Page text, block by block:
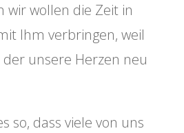
wir wollen die Zeit in
Ihm verbringen, weil
der unsere Herzen neu
so, dass viele von uns